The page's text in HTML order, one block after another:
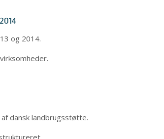
og 2014.
dansk landbrugsstøtte.